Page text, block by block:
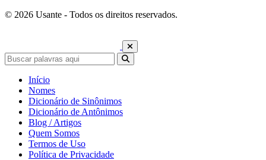
© 2026 Usante - Todos os direitos reservados.
Início
Nomes
Dicionário de Sinônimos
Dicionário de Antônimos
Blog / Artigos
Quem Somos
Termos de Uso
Política de Privacidade